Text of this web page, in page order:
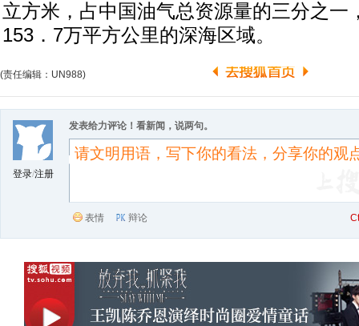
立方米，占中国油气总资源量的三分之一
153．7万平方公里的深海区域。
(责任编辑：UN988)
登录/注册
发表给力评论！看新闻，说两句。
表情 辩论